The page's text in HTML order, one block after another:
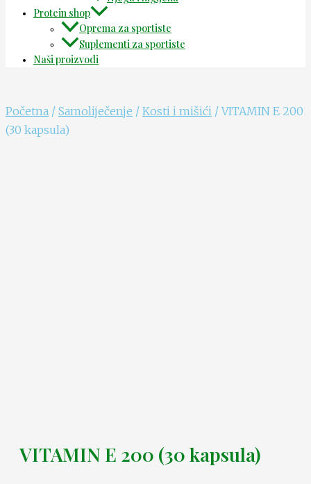
Protein shop
Oprema za sportiste
Suplementi za sportiste
Naši proizvodi
Početna / Samoliječenje / Kosti i mišići / VITAMIN E 200
(30 kapsula)
VITAMIN E 200 (30 kapsula)